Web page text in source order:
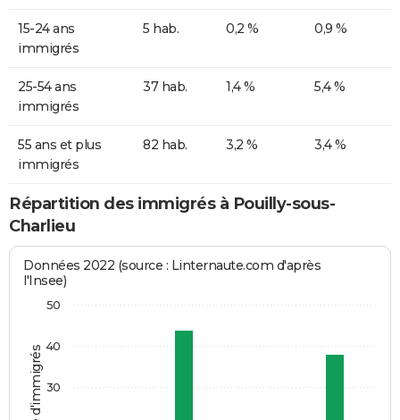
15-24 ans
immigrés
5 hab. 0,2 % 0,9 %
25-54 ans
immigrés
37 hab. 1,4 % 5,4 %
55 ans et plus
immigrés
82 hab. 3,2 % 3,4 %
Répartition des immigrés à Pouilly-sous-
Charlieu
Données 2022 (source : Linternaute.com d'après
l'Insee)
30
40
50